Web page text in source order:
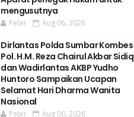
mengusutnya
Peter Aug 06, 2026
Dirlantas Polda Sumbar Kombes
Pol. H.M. Reza Chairul Akbar Sidiq
dan Wadirlantas AKBP Yudho
Huntoro Sampaikan Ucapan
Selamat Hari Dharma Wanita
Nasional
Peter Aug 06, 2026